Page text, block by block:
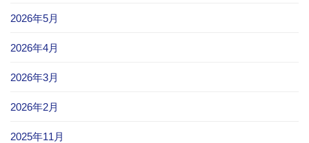
2026年5月
2026年4月
2026年3月
2026年2月
2025年11月